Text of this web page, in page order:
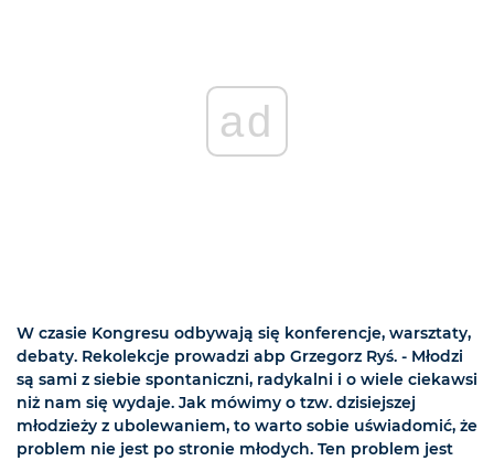
ad
W czasie Kongresu odbywają się konferencje, warsztaty,
debaty. Rekolekcje prowadzi abp Grzegorz Ryś. - Młodzi
są sami z siebie spontaniczni, radykalni i o wiele ciekawsi
niż nam się wydaje. Jak mówimy o tzw. dzisiejszej
młodzieży z ubolewaniem, to warto sobie uświadomić, że
problem nie jest po stronie młodych. Ten problem jest